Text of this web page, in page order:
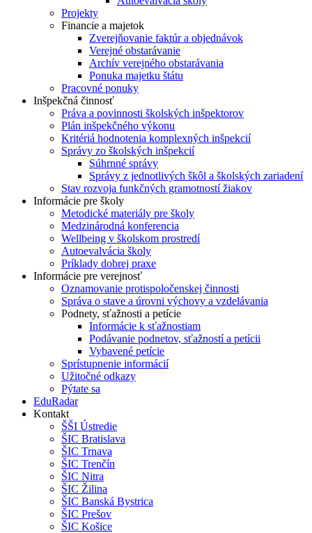
Projekty
Financie a majetok
Zverejňovanie faktúr a objednávok
Verejné obstarávanie
Archív verejného obstarávania
Ponuka majetku štátu
Pracovné ponuky
Inšpekčná činnosť
Práva a povinnosti školských inšpektorov
Plán inšpekčného výkonu
Kritériá hodnotenia komplexných inšpekcií
Správy zo školských inšpekcií
Súhrnné správy
Správy z jednotlivých škôl a školských zariadení
Stav rozvoja funkčných gramotností žiakov
Informácie pre školy
Metodické materiály pre školy
Medzinárodná konferencia
Wellbeing v školskom prostredí
Autoevalvácia školy
Príklady dobrej praxe
Informácie pre verejnosť
Oznamovanie protispoločenskej činnosti
Správa o stave a úrovni výchovy a vzdelávania
Podnety, sťažnosti a petície
Informácie k sťažnostiam
Podávanie podnetov, sťažností a petícii
Vybavené petície
Sprístupnenie informácií
Užitočné odkazy
Pýtate sa
EduRadar
Kontakt
ŠŠI Ústredie
ŠIC Bratislava
ŠIC Trnava
ŠIC Trenčín
ŠIC Nitra
ŠIC Žilina
ŠIC Banská Bystrica
ŠIC Prešov
ŠIC Košice